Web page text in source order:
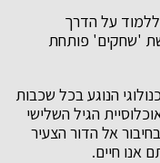
על הדרך
'שחקים' פותחת
הנוגע בכל שכבות
הגיל השלישי
אל הדור הצעיר
אנו חיים.